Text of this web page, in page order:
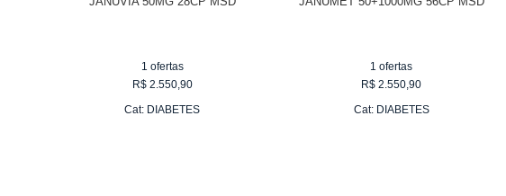
1 ofertas
R$ 2.550,90
Cat: DIABETES
1 ofertas
R$ 2.550,90
Cat: DIABETES